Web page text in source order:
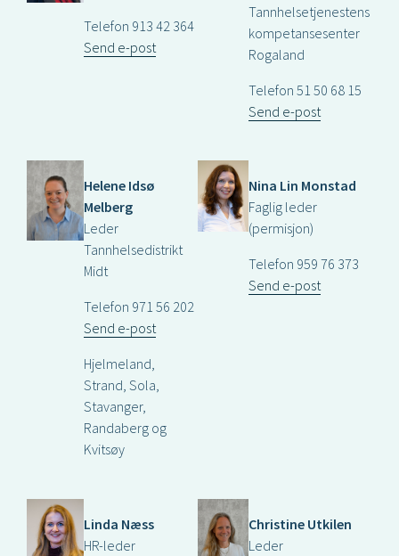
Telefon 913 42 364
Send e-post
Tannhelsetjenestens
kompetansesenter
Rogaland
Telefon 51 50 68 15
Send e-post
Helene Idsø
Melberg
Leder
Tannhelsedistrikt
Midt
Telefon 971 56 202
Send e-post
Hjelmeland,
Strand, Sola,
Stavanger,
Randaberg og
Kvitsøy
Nina Lin Monstad
Faglig leder
(permisjon)
Telefon 959 76 373
Send e-post
Linda Næss
HR-leder
Christine Utkilen
Leder